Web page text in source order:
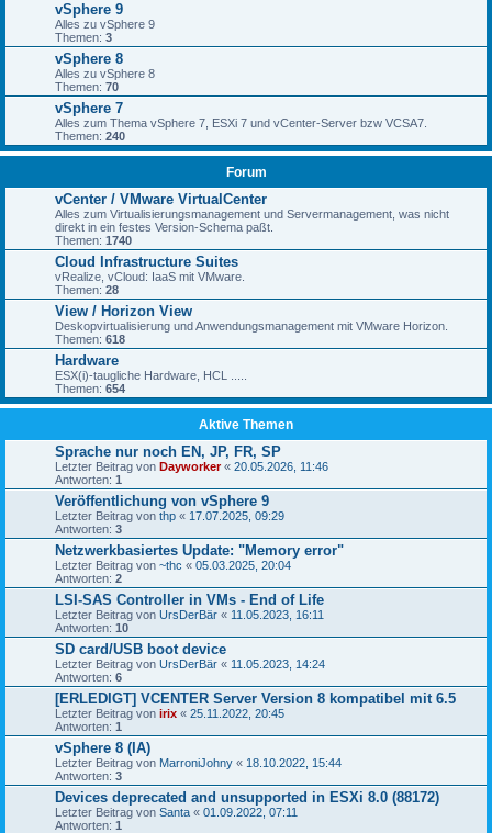
vSphere 9
Alles zu vSphere 9
Themen: 3
vSphere 8
Alles zu vSphere 8
Themen: 70
vSphere 7
Alles zum Thema vSphere 7, ESXi 7 und vCenter-Server bzw VCSA7.
Themen: 240
Forum
vCenter / VMware VirtualCenter
Alles zum Virtualisierungsmanagement und Servermanagement, was nicht
direkt in ein festes Version-Schema paßt.
Themen: 1740
Cloud Infrastructure Suites
vRealize, vCloud: IaaS mit VMware.
Themen: 28
View / Horizon View
Deskopvirtualisierung und Anwendungsmanagement mit VMware Horizon.
Themen: 618
Hardware
ESX(i)-taugliche Hardware, HCL .....
Themen: 654
Aktive Themen
Sprache nur noch EN, JP, FR, SP
Letzter Beitrag von Dayworker« 20.05.2026, 11:46
Antworten: 1
Veröffentlichung von vSphere 9
Letzter Beitrag von thp « 17.07.2025, 09:29
Antworten: 3
Netzwerkbasiertes Update: "Memory error"
Letzter Beitrag von ~thc « 05.03.2025, 20:04
Antworten: 2
LSI-SAS Controller in VMs - End of Life
Letzter Beitrag von UrsDerBär « 11.05.2023, 16:11
Antworten: 10
SD card/USB boot device
Letzter Beitrag von UrsDerBär « 11.05.2023, 14:24
Antworten: 6
[ERLEDIGT] VCENTER Server Version 8 kompatibel mit 6.5
Letzter Beitrag von irix « 25.11.2022, 20:45
Antworten: 1
vSphere 8 (IA)
Letzter Beitrag von MarroniJohny « 18.10.2022, 15:44
Antworten: 3
Devices deprecated and unsupported in ESXi 8.0 (88172)
Letzter Beitrag von Santa « 01.09.2022, 07:11
Antworten: 1